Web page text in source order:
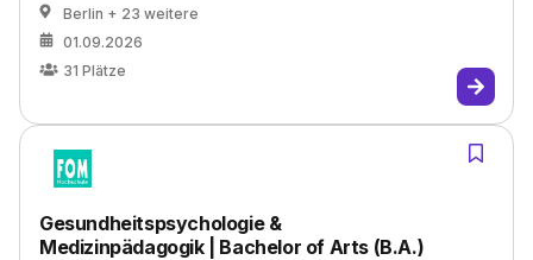
Berlin + 23 weitere
01.09.2026
31 Plätze
Gesundheitspsychologie &
Medizinpädagogik | Bachelor of Arts (B.A.)